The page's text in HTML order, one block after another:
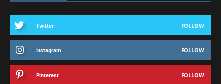
Twitter FOLLOW
Instagram FOLLOW
Pinterest FOLLOW